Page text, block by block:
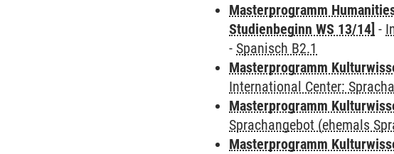
Masterprogramm
Studienbeginn WS 13/14] -
- Spanisch B2.1
Masterprogramm
International Center:
Masterprogramm
Sprachangebot (ehemals
Masterprogramm